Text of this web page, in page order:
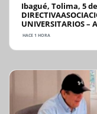
Ibagué, Tolima, 5
UNIVERSITARIOS –
HACE 1 HORA